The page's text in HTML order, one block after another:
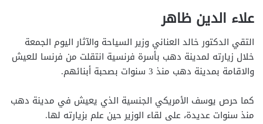
علاء الدين ظاهر
التقي الدكتور خالد العناني وزير السياحة والآثار اليوم الجمعة
خلال زيارته لمدينة دهب بأسرة فرنسية انتقلت من فرنسا للعيش
والاقامة بمدينة دهب منذ 3 سنوات بصحبة أبنائهم.
كما حرص يوسف الأمريكي الجنسية الذي يعيش في مدينة دهب
منذ سنوات عديدة، على لقاء الوزير حين علم بزيارته لها.